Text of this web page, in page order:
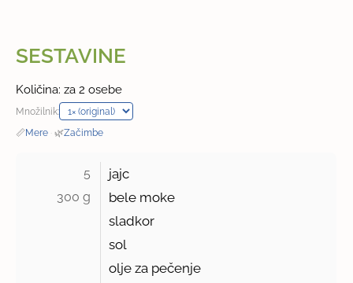
SESTAVINE
Količina: za 2 osebe
Množilnik:
📏Mere · 🌿Začimbe
5 jajc
300 g
bele moke
sladkor
sol
olje za pečenje